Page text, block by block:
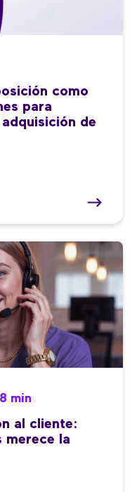
como
para
de
8 min
al cliente:
merece la